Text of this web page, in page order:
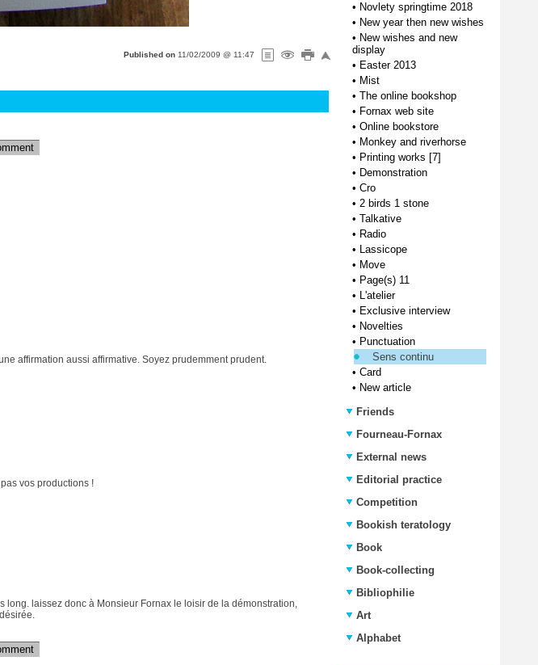
Published on 11/02/2009 @ 11:47
affirmation aussi affirmative. Soyez prudemment prudent.
vos productions !
laissez donc à Monsieur Fornax le loisir de la démonstration,
• Novlety springtime 2018
• New year then new wishes
• New wishes and new
display
• Easter 2013
• Mist
• The online bookshop
• Fornax web site
• Online bookstore
• Monkey and riverhorse
• Printing works [7]
• Demonstration
• Cro
• 2 birds 1 stone
• Talkative
• Radio
• Lassicope
• Move
• Page(s) 11
• L'atelier
• Exclusive interview
• Novelties
• Punctuation
Sens continu
• Card
• New article
Friends
Fourneau-Fornax
External news
Editorial practice
Competition
Bookish teratology
Book
Book-collecting
Bibliophilie
Art
Alphabet